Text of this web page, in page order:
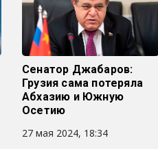
Сенатор Джабаров:
Грузия сама потеряла
Абхазию и Южную
Осетию
27 мая 2024, 18:34